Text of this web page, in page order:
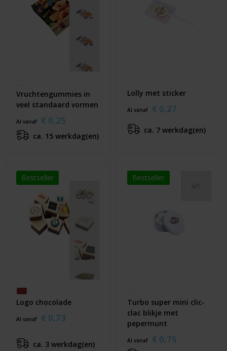
Vruchtengummies in
veel standaard vormen
Al vanaf € 0,25
ca. 15 werkdag(en)
Lolly met sticker
Al vanaf € 0,27
ca. 7 werkdag(en)
Bestseller
Logo chocolade
Al vanaf € 0,73
ca. 3 werkdag(en)
Bestseller
Turbo super mini clic-
clac blikje met
pepermunt
Al vanaf € 0,75